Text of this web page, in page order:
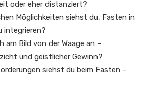
oder eher distanziert?
Möglichkeiten siehst du, Fasten in
integrieren?
am Bild von der Waage an –
und geistlicher Gewinn?
siehst du beim Fasten –